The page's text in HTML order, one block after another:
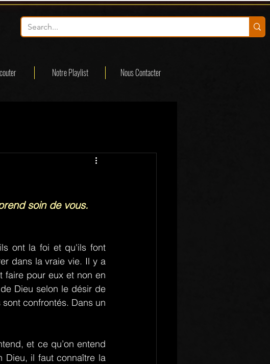
Notre Playlist Nous Contacter
soin de vous.
ont la foi et qu'ils font
dans la vraie vie. Il y a
faire pour eux et non en
Dieu selon le désir de
confrontés. Dans un
et ce qu’on entend
Dieu, il faut connaître la